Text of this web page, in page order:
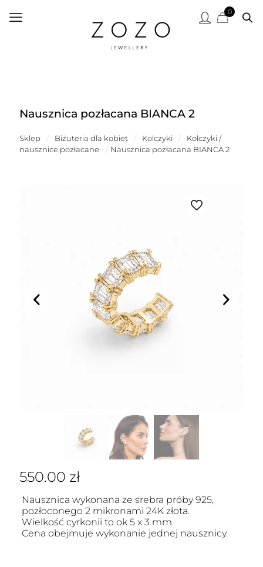
0
Nausznica pozłacana BIANCA 2
Sklep / Biżuteria dla kobiet / Kolczyki /
Kolczyki /
nausznice pozłacane
/ Nausznica pozłacana BIANCA 2
550.00 zł
Nausznica wykonana ze srebra próby 925,
pozłoconego 2 mikronami 24K złota.
Wielkość cyrkonii to ok 5 x 3 mm.
Cena obejmuje wykonanie jednej nausznicy.